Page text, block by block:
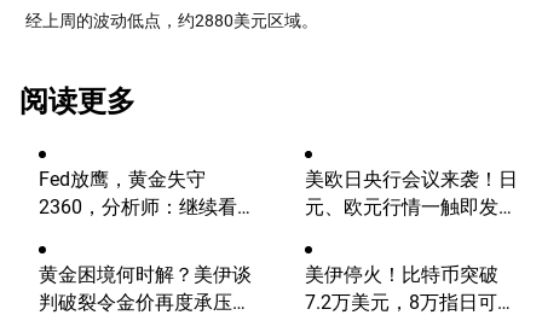
经上周的波动低点，约2880美元区域。
阅读更多
Fed放鹰，黄金失守
2360，分析师：继续看
美欧日央行会议来袭！日
元、欧元行情一触即发
黄金困境何时解？美伊谈
判破裂令金价再度承压，
美伊停火！比特币突破
7.2万美元，8万指日可